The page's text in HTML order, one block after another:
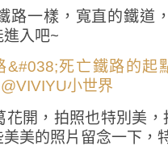
路一樣，寬直的鐵道
入吧~
開，拍照也特別美
美的照片留念一下，